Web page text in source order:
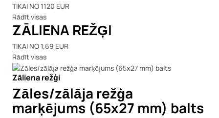
TIKAI NO 1120 EUR
Rādīt visas
ZĀLIENA REŽĢI
TIKAI NO 1,69 EUR
Rādīt visas
Zāliena režģi
Zāles/zālāja režģa
marķējums (65x27 mm) balts